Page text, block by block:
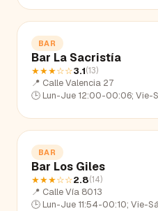
BAR
Bar La Sacristía
★★★☆☆3.1(13)
📍 Calle Valencia 27
🕒 Lun-Jue 12:00-00:06; Vie-
BAR
Bar Los Giles
★★★☆☆2.8(14)
📍 Calle Vía 8013
🕒 Lun-Jue 11:54-00:10; Vie-